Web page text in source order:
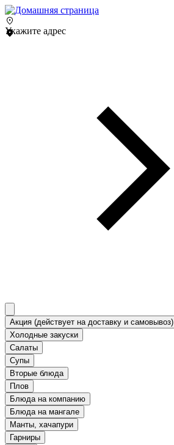
Укажите адрес
Акция (действует на доставку и самовывоз)
Холодные закуски
Салаты
Супы
Вторые блюда
Плов
Блюда на компанию
Блюда на мангале
Манты, хачапури
Гарниры